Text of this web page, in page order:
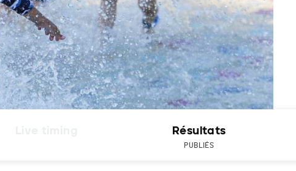
Résultats
PUBLIÉS